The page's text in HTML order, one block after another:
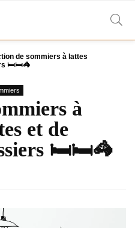
de sommiers à lattes
🛏️🛏️🦓
à
et de
🛏️🛏️🦓